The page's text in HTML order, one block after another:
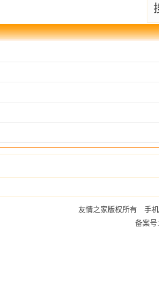
友情之家版权所有 手
备案